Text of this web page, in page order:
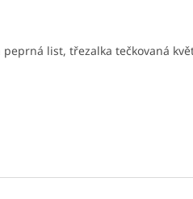
list, třezalka tečkovaná